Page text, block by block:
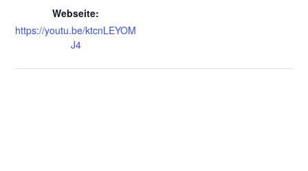
Webseite:
https://youtu.be/ktcnLEYOM
J4